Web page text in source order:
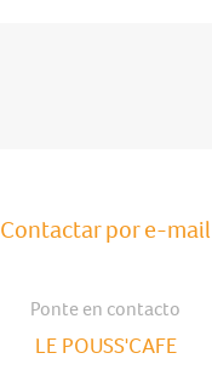
Contactar por e-mail
Ponte en contacto
LE POUSS'CAFE